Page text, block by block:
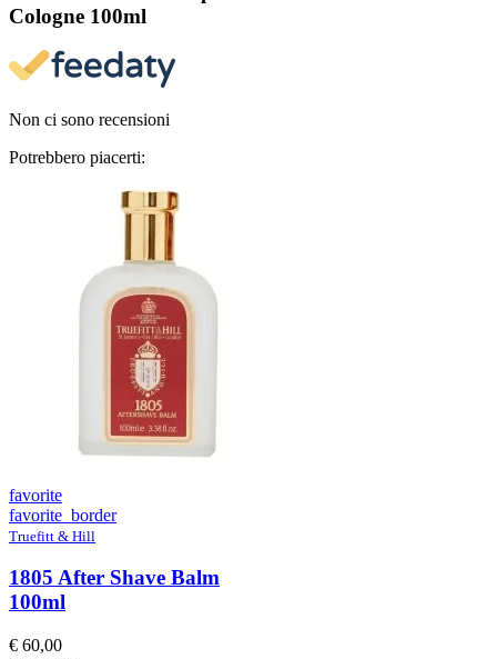
Cologne 100ml
Non ci sono recensioni
Potrebbero piacerti:
favorite
favorite_border
Truefitt & Hill
1805 After Shave Balm
100ml
€ 60,00